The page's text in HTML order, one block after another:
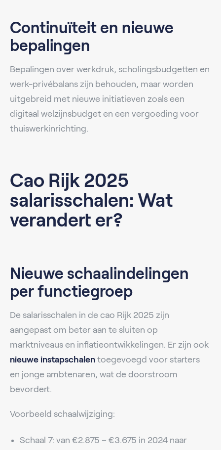
Continuïteit en nieuwe
bepalingen
Bepalingen over werkdruk, scholingsbudgetten en
werk-privébalans zijn behouden, maar worden
uitgebreid met nieuwe initiatieven zoals een
digitaal welzijnsbudget en een vergoeding voor
thuiswerkinrichting.
Cao Rijk 2025
salarisschalen: Wat
verandert er?
Nieuwe schaalindelingen
per functiegroep
De salarisschalen in de cao Rijk 2025 zijn
aangepast om beter aan te sluiten op
marktniveaus en inflatieontwikkelingen. Er zijn ook
nieuwe instapschalen toegevoegd voor starters
en jonge ambtenaren, wat de doorstroom
bevordert.
Voorbeeld schaalwijziging:
Schaal 7: van €2.875 – €3.675 in 2024 naar